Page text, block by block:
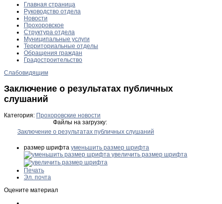
Главная страница
Руководство отдела
Новости
Прохоровское
Структура отдела
Муниципальные услуги
Территориальные отделы
Обращения граждан
Градостроительство
Слабовидящим
Заключение о результатах публичных
слушаний
Категория: Прохоровские новости
Файлы на загрузку:
Заключение о результатах публичных слушаний
размер шрифта уменьшить размер шрифта
увеличить размер шрифта
Печать
Эл. почта
Оцените материал